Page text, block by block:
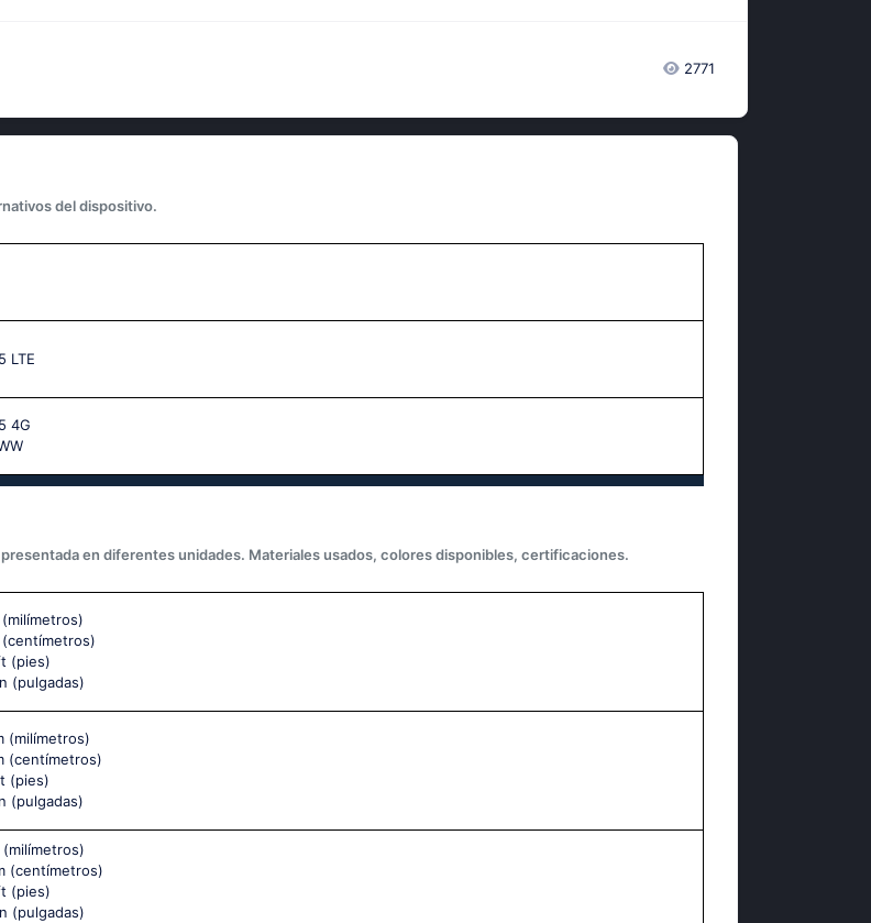
2771
del dispositivo.
LTE
4G
en diferentes unidades. Materiales usados, colores disponibles, certificaciones.
(milímetros)
(centímetros)
(pies)
(pulgadas)
(milímetros)
(centímetros)
(pies)
(pulgadas)
(milímetros)
(centímetros)
(pies)
(pulgadas)